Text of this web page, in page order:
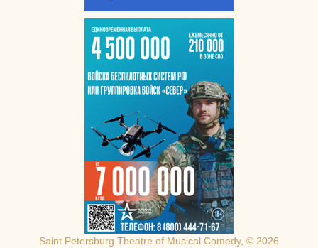
Saint Petersburg Theatre of Musical Comedy, © 2026